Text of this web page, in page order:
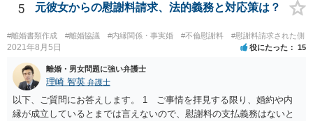
5 元彼女からの慰謝料請求、法的義務と対応策は？
#離婚書類作成 #離婚協議 #内縁関係・事実婚 #不倫慰謝料 #慰謝料請求された側
2021年8月5日 役にたった 15
離婚・男女問題に強い弁護士
理崎 智英 弁護士
以下、ご質問にお答えします。 1 ご事情を拝見する限り、婚約や内
縁が成立しているとまでは言えないので、慰謝料の支払義務はないと